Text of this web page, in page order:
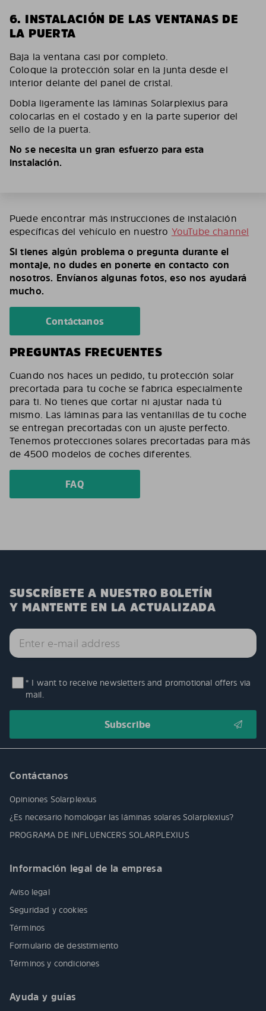
6. INSTALACIÓN DE LAS VENTANAS DE
LA PUERTA
Baja la ventana casi por completo.
Coloque la protección solar en la junta desde el
interior delante del panel de cristal.
Dobla ligeramente las láminas Solarplexius para
colocarlas en el costado y en la parte superior del
sello de la puerta.
No se necesita un gran esfuerzo para esta
instalación.
Puede encontrar más instrucciones de instalación
específicas del vehículo en nuestro YouTube channel
Si tienes algún problema o pregunta durante el
montaje, no dudes en ponerte en contacto con
nosotros. Envíanos algunas fotos, eso nos ayudará
mucho.
Contáctanos
PREGUNTAS FRECUENTES
Cuando nos haces un pedido, tu protección solar
precortada para tu coche se fabrica especialmente
para ti. No tienes que cortar ni ajustar nada tú
mismo. Las láminas para las ventanillas de tu coche
se entregan precortadas con un ajuste perfecto.
Tenemos protecciones solares precortadas para más
de 4500 modelos de coches diferentes.
FAQ
SUSCRÍBETE A NUESTRO BOLETÍN
Y MANTENTE EN LA ACTUALIZADA
* I want to receive newsletters and promotional offers via
mail.
Contáctanos
Opiniones Solarplexius
¿Es necesario homologar las láminas solares Solarplexius?
PROGRAMA DE INFLUENCERS SOLARPLEXIUS
Información legal de la empresa
Aviso legal
Seguridad y cookies
Términos
Formulario de desistimiento
Términos y condiciones
Ayuda y guías